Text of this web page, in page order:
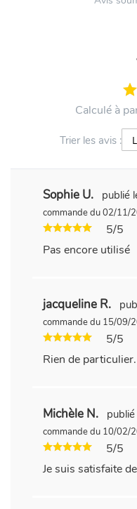
Calculé à
Trier les avis :
Sophie U. publié
commande du 02/11/
5/5
Pas encore utilisé
jacqueline R.
commande du 15/09/
5/5
Rien de particulier.
Michèle N.
commande du 10/02/
5/5
Je suis satisfaite